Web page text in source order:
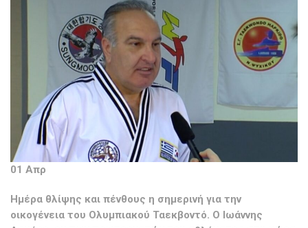
01 Απρ
Ημέρα θλίψης και πένθους η σημερινή για την
οικογένεια του Ολυμπιακού Ταεκβοντό. Ο Ιωάννης